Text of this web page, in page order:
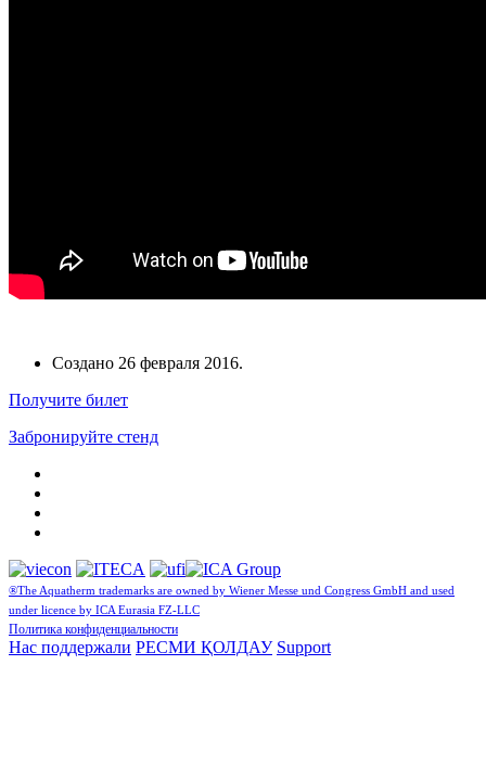
Создано 26 февраля 2016.
Получите билет
Забронируйте стенд
®The Aquatherm trademarks are owned by Wiener Messe und Congress GmbH and used
under licence by ICA Eurasia FZ-LLC
Политика конфиденциальности
Нас поддержали РЕСМИ ҚОЛДАУ Support